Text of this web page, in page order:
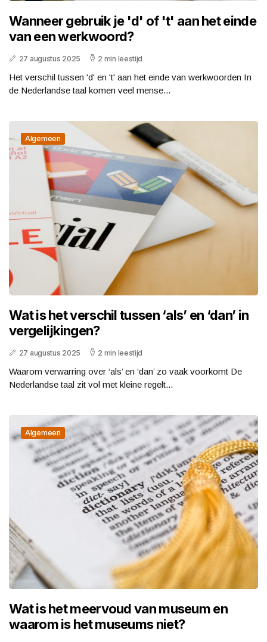
Wanneer gebruik je 'd' of 't' aan het einde
van een werkwoord?
27 augustus 2025 2 min leestijd
Het verschil tussen 'd' en 't' aan het einde van werkwoorden In
de Nederlandse taal komen veel mense...
Algemeen
Wat is het verschil tussen ‘als’ en ‘dan’ in
vergelijkingen?
27 augustus 2025 2 min leestijd
Waarom verwarring over ‘als’ en ‘dan’ zo vaak voorkomt De
Nederlandse taal zit vol met kleine regelt...
Algemeen
Wat is het meervoud van museum en
waarom is het museums niet?